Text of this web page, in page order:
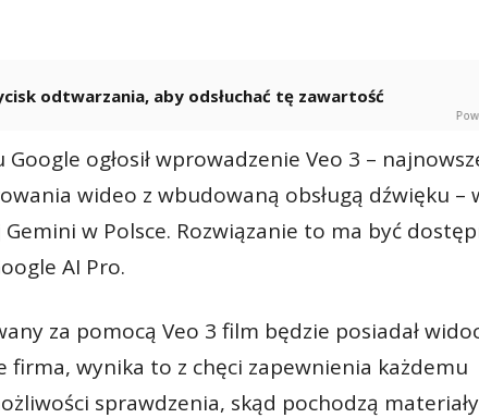
odtwarzania, aby odsłuchać tę zawartość
ogłosił wprowadzenie Veo 3 –
wideo z wbudowaną obsługą dźwięku –
w Polsce. Rozwiązanie to ma być
AI Pro.
za pomocą Veo 3 film będzie posiadał
firma, wynika to z chęci zapewnienia każdemu
sprawdzenia, skąd pochodzą